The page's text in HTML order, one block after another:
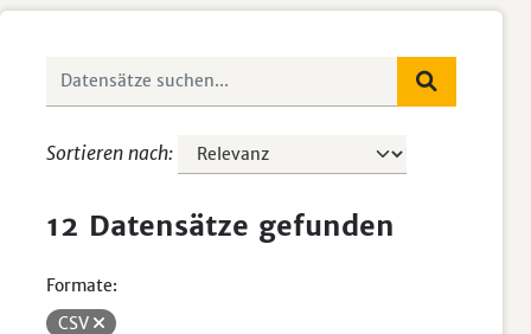
Sortieren nach
12 Datensätze gefunden
Formate:
CSV